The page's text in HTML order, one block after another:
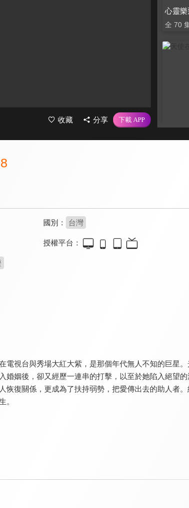
收藏 分享
心靈
全 70
國別： 台灣
授權平台：
電視台與秀場大紅大紫，是那個年代無人不知的巨星
婚姻後，卻又經歷一連串的打擊，以至於她陷入絕望
恢復關係，更成為了扶持弱勢，把愛傳出去的助人者
。